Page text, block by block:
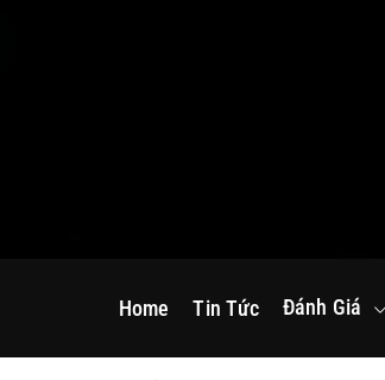
Home Tin Tức Đánh Giá